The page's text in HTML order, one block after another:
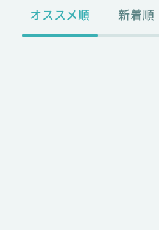
オススメ順 新着順